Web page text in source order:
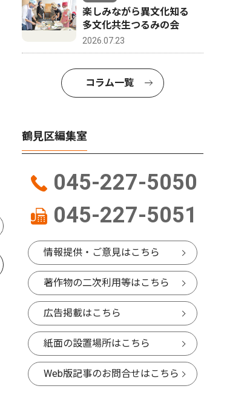
鶴見区
ンビールと消防署が連携
統合 効
楽しみながら異文化知る
多文化共生つるみの会
2026.07.23
コラム一覧
鶴見区編集室
045-227-5050
045-227-5051
情報提供・ご意見はこちら
著作物の二次利用等はこちら
広告掲載はこちら
紙面の設置場所はこちら
Web版記事のお問合せはこちら